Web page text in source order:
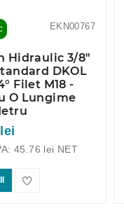
EKN00767
Hidraulic 3/8"
DKOL
Filet M18 -
O Lungime
45.76 lei NET